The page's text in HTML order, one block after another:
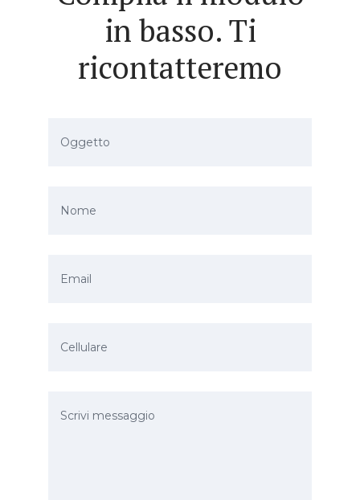
in basso. Ti
ricontatteremo